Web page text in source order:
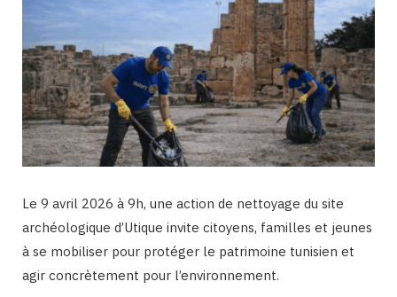
Le 9 avril 2026 à 9h, une action de nettoyage du site
archéologique d’Utique invite citoyens, familles et jeunes
à se mobiliser pour protéger le patrimoine tunisien et
agir concrètement pour l’environnement.